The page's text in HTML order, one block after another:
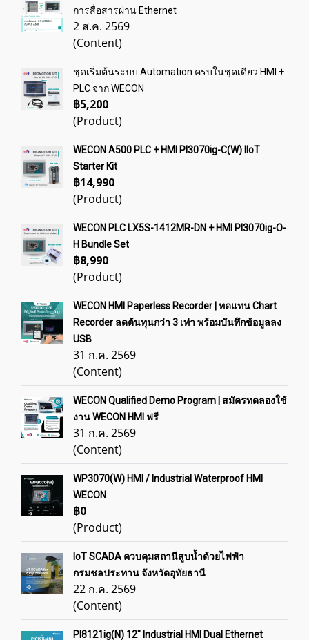
การสื่อสารผ่าน Ethernet
2 ส.ค. 2569
(Content)
ชุดเริ่มต้นระบบ Automation ครบในชุดเดียว HMI +
PLC จาก WECON
฿5,200
(Product)
WECON A500 PLC + HMI PI3070ig-C(W) IIoT
Starter Kit
฿14,990
(Product)
WECON PLC LX5S-1412MR-DN + HMI PI3070ig-O-
H Bundle Set
฿8,990
(Product)
WECON HMI Paperless Recorder | ทดแทน Chart
Recorder ลดต้นทุนกว่า 3 เท่า พร้อมบันทึกข้อมูลลง
USB
31 ก.ค. 2569
(Content)
WECON Qualified Demo Program | สมัครทดลองใช้
งาน WECON HMI ฟรี
31 ก.ค. 2569
(Content)
WP3070(W) HMI / Industrial Waterproof HMI
WECON
฿0
(Product)
IoT SCADA ควบคุมสถานีสูบน้ำด้วยไฟฟ้า
กรมชลประทาน จังหวัดอุทัยธานี
22 ก.ค. 2569
(Content)
PI8121ig(N) 12" Industrial HMI Dual Ethernet